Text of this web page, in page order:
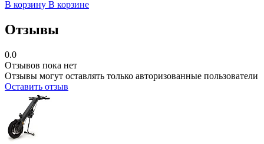
В корзину В корзине
Отзывы
0.0
Отзывов пока нет
Отзывы могут оставлять только авторизованные пользователи
Оставить отзыв